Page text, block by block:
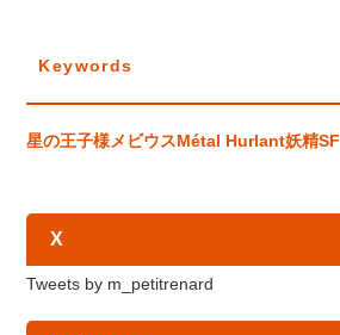
Keywords
星の王子様メビウスMétal Hurlant妖精SF
X
Tweets by m_petitrenard